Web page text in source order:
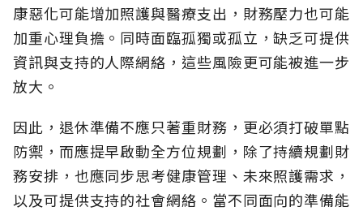
康惡化可能增加照護與醫療支出，財務壓力也可能
加重心理負擔。同時面臨孤獨或孤立，缺乏可提供
資訊與支持的人際網絡，這些風險更可能被進一步
放大。
因此，退休準備不應只著重財務，更必須打破單點
防禦，而應提早啟動全方位規劃，除了持續規劃財
務安排，也應同步思考健康管理、未來照護需求，
以及可提供支持的社會網絡。當不同面向的準備能